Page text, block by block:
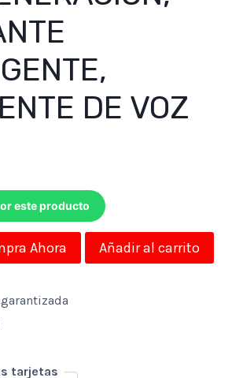
DE VOZ
este producto
Ahora Añadir al carrito
tarjetas